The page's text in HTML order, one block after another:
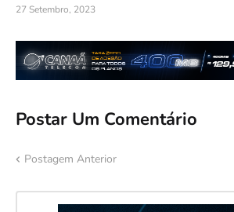
27 Setembro, 2023
Postar Um Comentário
Postagem Anterior